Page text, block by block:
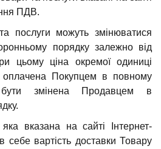
ПДВ.
послуги можуть змінюватися
порядку залежно від
цьому ціна окремої одиниці
оплачена Покупцем в повному
змінена Продавцем в
вказана на сайті Інтернет-
себе вартість доставки Товару